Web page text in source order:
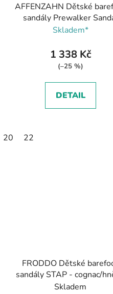
AFFENZAHN Dětské
sandály Prewalker
Leather Freely
Skladem*
1 338 Kč
(–25 %)
DETAIL
20 22
FRODDO Dětské
sandály STAP - cognac/
Skladem